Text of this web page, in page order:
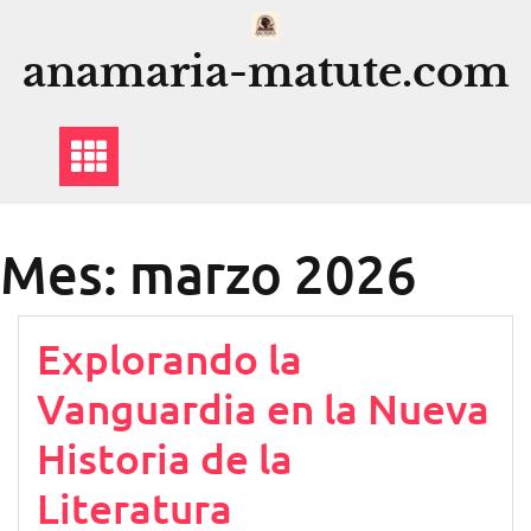
contenido
anamaria-matute.com
Mes: marzo 2026
Explorando la
Vanguardia en la Nueva
Historia de la
Literatura